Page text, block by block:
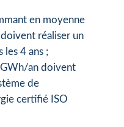
en moyenne
réaliser un
les 4 ans ;
an doivent
de
certifié ISO